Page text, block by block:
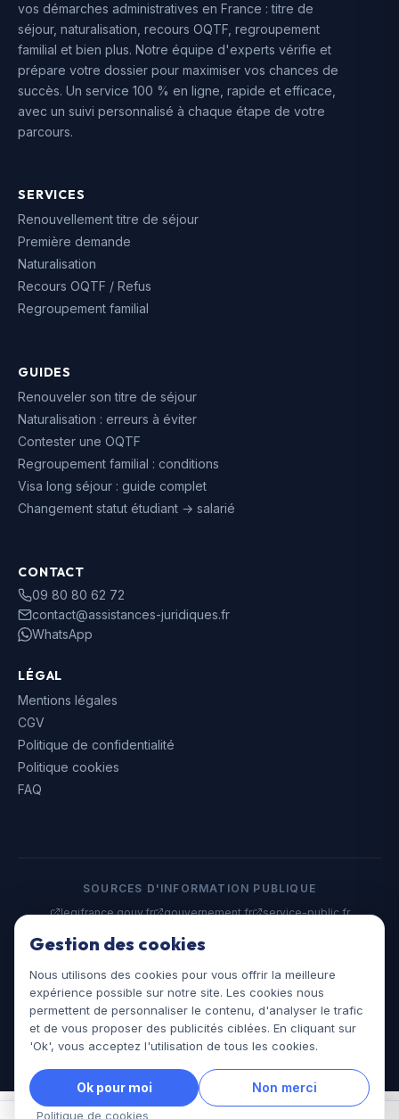
vos démarches administratives en France : titre de
séjour, naturalisation, recours OQTF, regroupement
familial et bien plus. Notre équipe d'experts vérifie et
prépare votre dossier pour maximiser vos chances de
succès. Un service 100 % en ligne, rapide et efficace,
avec un suivi personnalisé à chaque étape de votre
parcours.
SERVICES
Renouvellement titre de séjour
Première demande
Naturalisation
Recours OQTF / Refus
Regroupement familial
GUIDES
Renouveler son titre de séjour
Naturalisation : erreurs à éviter
Contester une OQTF
Regroupement familial : conditions
Visa long séjour : guide complet
Changement statut étudiant → salarié
CONTACT
09 80 80 62 72
contact@assistances-juridiques.fr
WhatsApp
LÉGAL
Mentions légales
CGV
Politique de confidentialité
Politique cookies
FAQ
SOURCES D'INFORMATION PUBLIQUE
legifrance.gouv.fr
gouvernement.fr
service-public.fr
©2026 Assistances Juridiques. Tous droits réservés.
assistances-juridiques.fr
Gestion des cookies
Nous utilisons des cookies pour vous offrir la meilleure
expérience possible sur notre site. Les cookies nous
permettent de personnaliser le contenu, d'analyser le trafic
et de vous proposer des publicités ciblées. En cliquant sur
'Ok', vous acceptez l'utilisation de tous les cookies.
Ok pour moi Non merci
Politique de cookies